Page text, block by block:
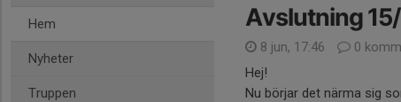
Hem
Nyheter
Truppen
Avslutning
8 jun, 17:46
0
Hej!
Nu börjar det närma sig